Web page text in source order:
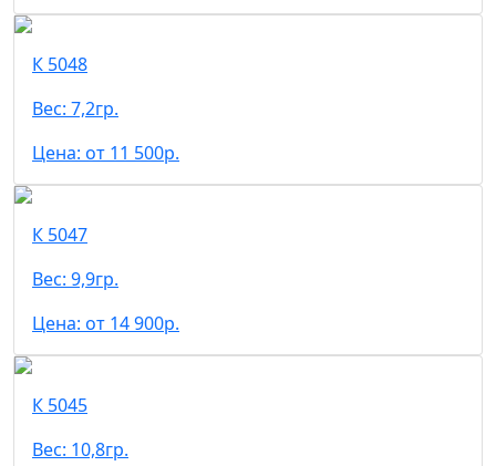
К 5048
Вес: 7,2гр.
Цена: от 11 500р.
К 5047
Вес: 9,9гр.
Цена: от 14 900р.
К 5045
Вес: 10,8гр.